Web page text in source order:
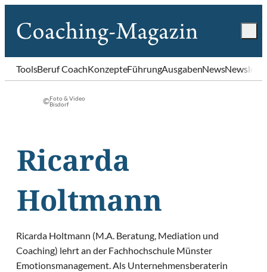
ToolsBeruf CoachKonzepteFührungAusgabenNews
©Foto & Video
Bisdorf
Ricarda
Holtmann
Ricarda Holtmann (M.A. Beratung, Mediation und
Coaching) lehrt an der Fachhochschule Münster
Emotionsmanagement. Als Unternehmensberaterin